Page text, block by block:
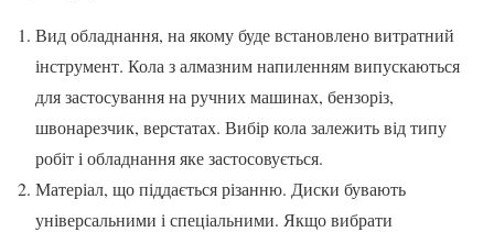
Вид обладнання, на якому буде встановлено витратний
інструмент. Кола з алмазним напиленням випускаються
для застосування на ручних машинах, бензоріз,
швонарезчик, верстатах. Вибір кола залежить від типу
робіт і обладнання яке застосовується.
Матеріал, що піддається різанню. Диски бувають
універсальними і спеціальними. Якщо вибрати